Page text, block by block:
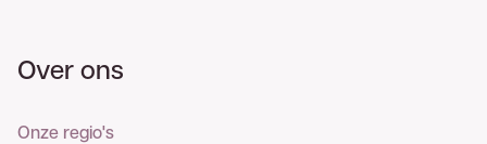
Over ons
Onze regio's